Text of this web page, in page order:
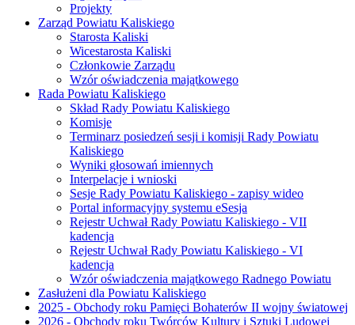
Projekty
Zarząd Powiatu Kaliskiego
Starosta Kaliski
Wicestarosta Kaliski
Członkowie Zarządu
Wzór oświadczenia majątkowego
Rada Powiatu Kaliskiego
Skład Rady Powiatu Kaliskiego
Komisje
Terminarz posiedzeń sesji i komisji Rady Powiatu
Kaliskiego
Wyniki głosowań imiennych
Interpelacje i wnioski
Sesje Rady Powiatu Kaliskiego - zapisy wideo
Portal informacyjny systemu eSesja
Rejestr Uchwał Rady Powiatu Kaliskiego - VII
kadencja
Rejestr Uchwał Rady Powiatu Kaliskiego - VI
kadencja
Wzór oświadczenia majątkowego Radnego Powiatu
Zasłużeni dla Powiatu Kaliskiego
2025 - Obchody roku Pamięci Bohaterów II wojny światowej
2026 - Obchody roku Twórców Kultury i Sztuki Ludowej